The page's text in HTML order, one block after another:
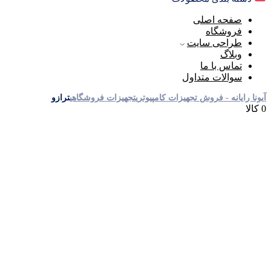
صفحه اصلی
فروشگاه
طراحی سایت
وبلاگ
تماس با ما
سوالات متداول
آیونا رایانه - فروش تجهیزات کامپیوتریتجهیزات فروشگاهیترازو
0 کالا